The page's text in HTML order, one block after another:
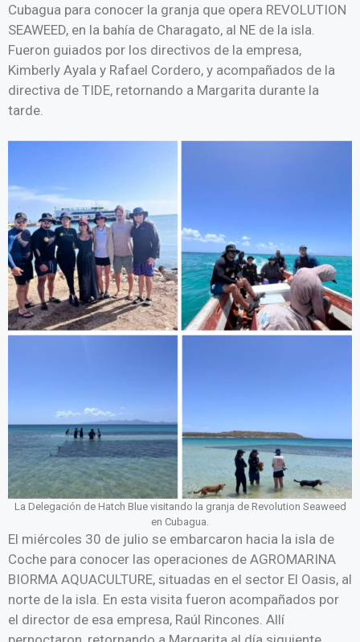
Cubagua para conocer la granja que opera REVOLUTION
SEAWEED, en la bahía de Charagato, al NE de la isla.
Fueron guiados por los directivos de la empresa,
Kimberly Ayala y Rafael Cordero, y acompañados de la
directiva de TIDE, retornando a Margarita durante la
tarde.
La Delegación de Hatch Blue visitando la granja de Revolution Seaweed
en Cubagua.
El miércoles 30 de julio se embarcaron hacia la isla de
Coche para conocer las operaciones de AGROMARINA
BIORMA AQUACULTURE, situadas en el sector El Oasis, al
norte de la isla. En esta visita fueron acompañados por
el director de esa empresa, Raúl Rincones. Allí